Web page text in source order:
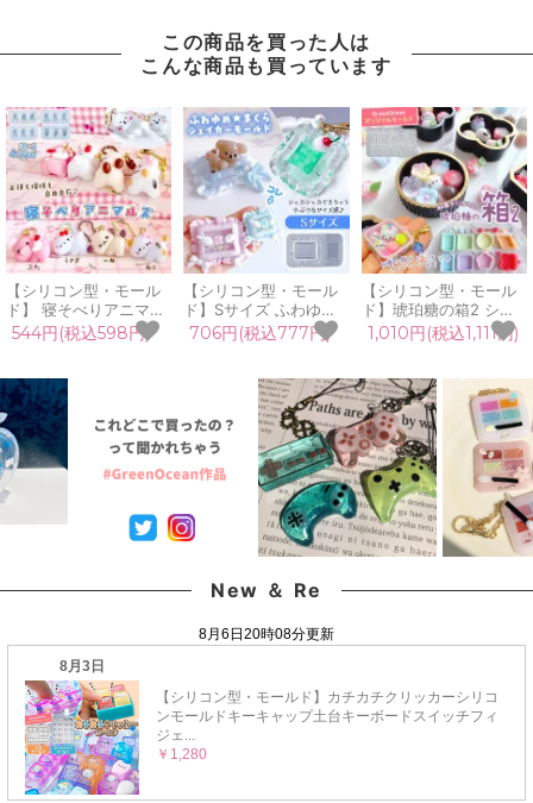
この商品を買った人は
こんな商品も買っています
【シリコン型・モール
ド】 寝そべりアニマル
ズ シリコンモールド レ
ジン型 動物 猫 ねこ う
ダー デコパーツ 立体
3d UVレジン LED 手芸
クラフト 《選べる4
種》
544円(税込598円)
【シリコン型・モール
ド】Sサイズ ふわゆめ
まくらのカシャカシャ
シリコンモールド シェ
シャカ レジン型 小さめ
枕 フリル フレーム 額
縁 推し活 UVレジン
LED クラフト
706円(税込777円)
【シリコン型・モール
ド】琥珀糖の箱2 シリ
コンモールド レジン型
セット ボックス パッケ
シェイカー キーホルダ
ー UVレジン クラフト
GreenOceanオリジナ
ル♪
1,010円(税込1,111円)
New ＆ Re